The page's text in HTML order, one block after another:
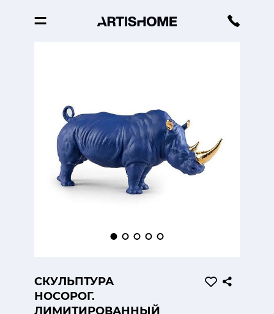
СКУЛЬПТУРА
НОСОРОГ.
ЛИМИТИРОВАННЫЙ